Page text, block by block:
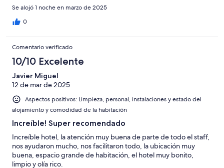
Se alojó 1 noche en marzo de 2025
0
Comentario verificado
10/10 Excelente
Javier Miguel
12 de mar de 2025
Aspectos positivos: Limpieza, personal, instalaciones y estado del
alojamiento y comodidad de la habitación
Increíble! Super recomendado
Increíble hotel, la atención muy buena de parte de todo el staff,
nos ayudaron mucho, nos facilitaron todo, la ubicación muy
buena, espacio grande de habitación, el hotel muy bonito,
limpio y olía rico.